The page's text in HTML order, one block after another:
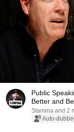
Public
Better and
Marijuán
Stamina and 2
Auto-